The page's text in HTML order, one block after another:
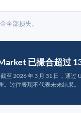
全部损失。
已撮合超过
至 2026 年 3 月 31 日，通
。过往表现不代表未来结果。